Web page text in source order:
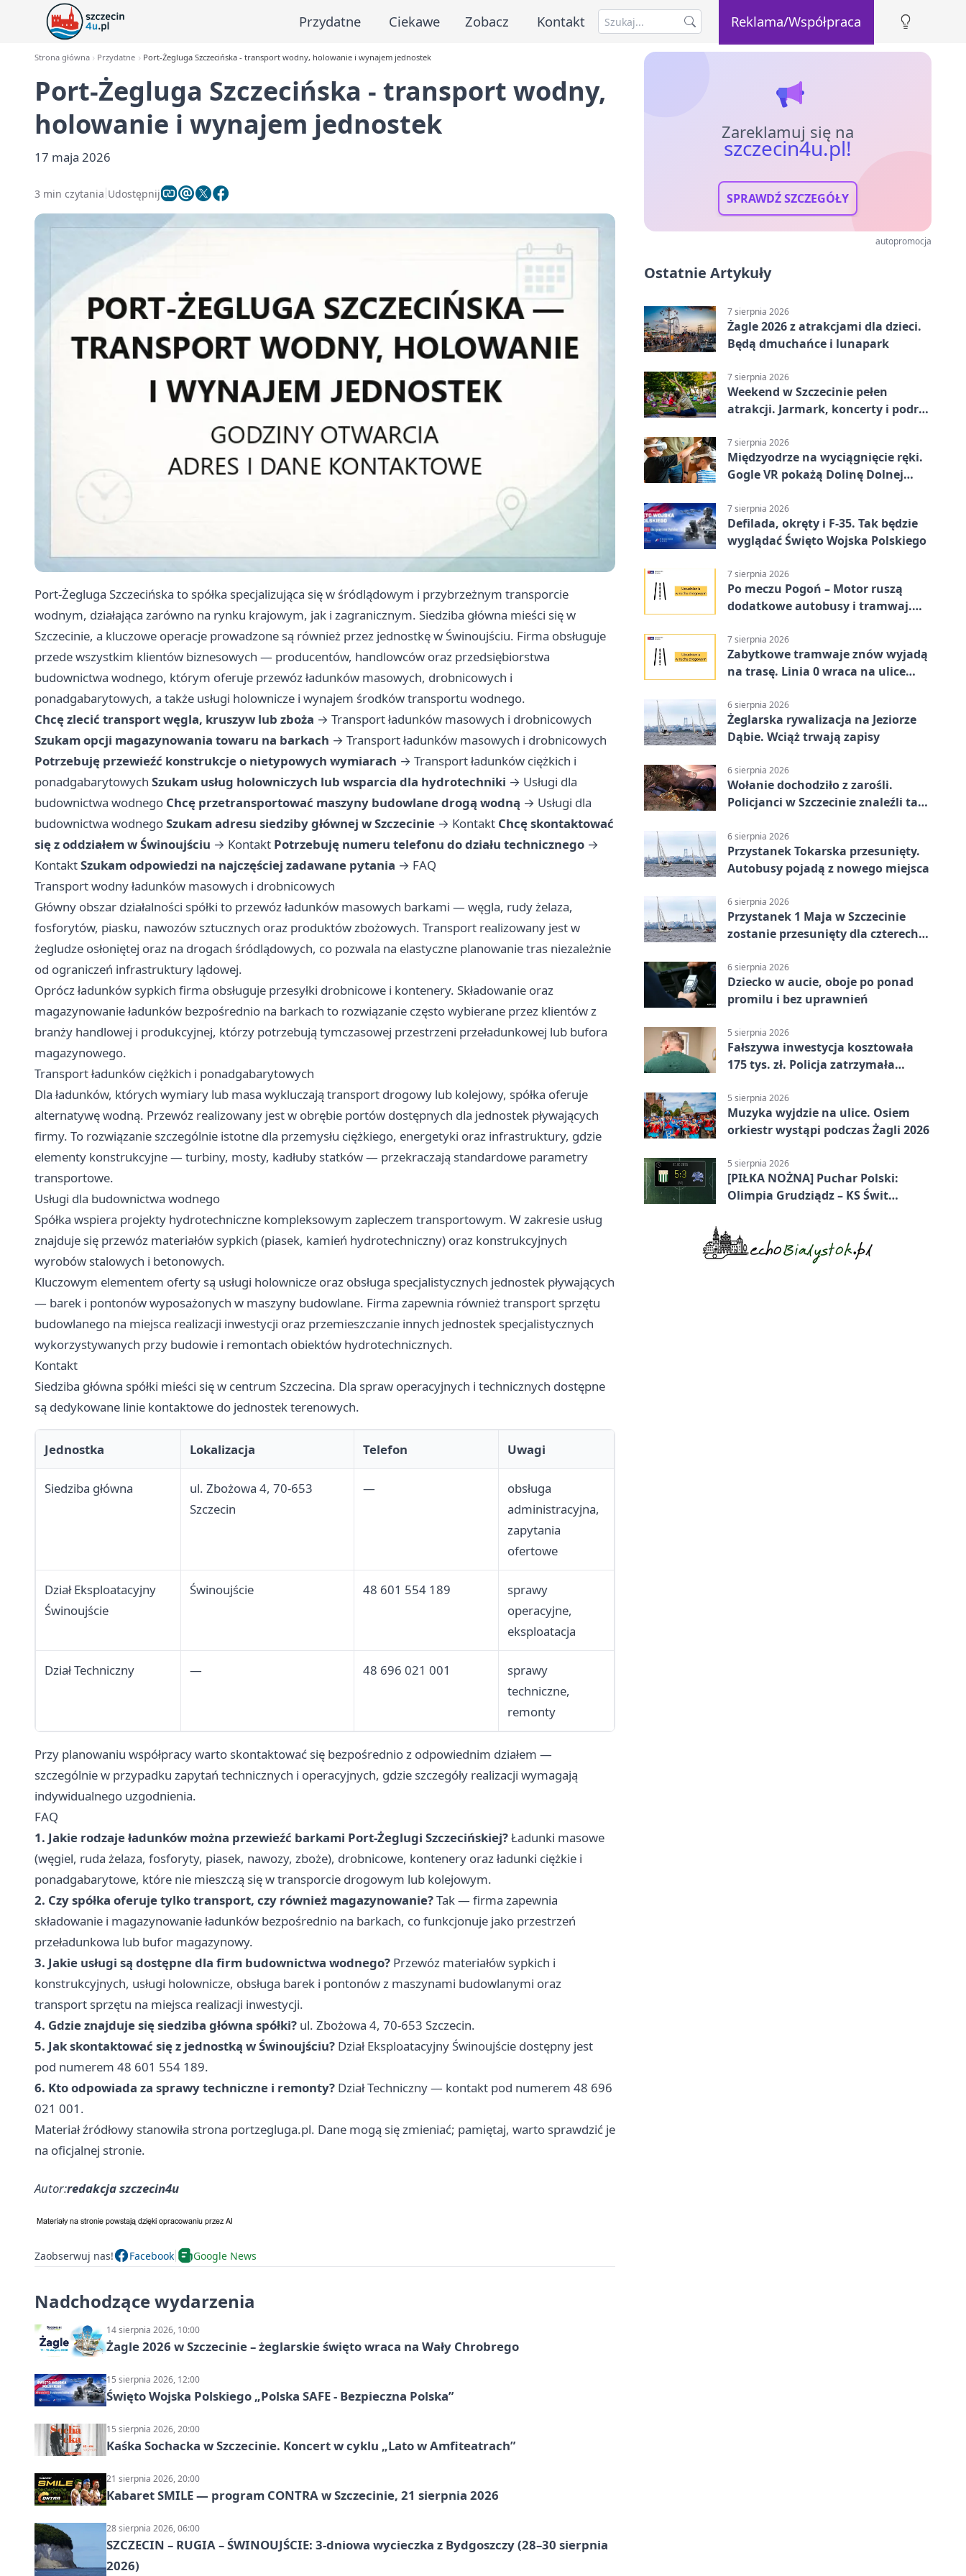
Przydatne Ciekawe Zobacz Kontakt Reklama/Współpraca
Strona główna Przydatne Port-Żegluga Szczecińska - transport wodny, holowanie i wynajem jednostek
Port-Żegluga Szczecińska - transport wodny,
holowanie i wynajem jednostek
17 maja 2026
3 min czytania Udostępnij
Port-Żegluga Szczecińska to spółka specjalizująca się w śródlądowym i przybrzeżnym transporcie
wodnym, działająca zarówno na rynku krajowym, jak i zagranicznym. Siedziba główna mieści się w
Szczecinie, a kluczowe operacje prowadzone są również przez jednostkę w Świnoujściu. Firma obsługuje
przede wszystkim klientów biznesowych — producentów, handlowców oraz przedsiębiorstwa
budownictwa wodnego, którym oferuje przewóz ładunków masowych, drobnicowych i
ponadgabarytowych, a także usługi holownicze i wynajem środków transportu wodnego.
Chcę zlecić transport węgla, kruszyw lub zboża → Transport ładunków masowych i drobnicowych
Szukam opcji magazynowania towaru na barkach → Transport ładunków masowych i drobnicowych
Potrzebuję przewieźć konstrukcje o nietypowych wymiarach → Transport ładunków ciężkich i
ponadgabarytowych Szukam usług holowniczych lub wsparcia dla hydrotechniki → Usługi dla
budownictwa wodnego Chcę przetransportować maszyny budowlane drogą wodną → Usługi dla
budownictwa wodnegoSzukam adresu siedziby głównej w Szczecinie → Kontakt Chcę skontaktować
się z oddziałem w Świnoujściu → Kontakt Potrzebuję numeru telefonu do działu technicznego →
KontaktSzukam odpowiedzi na najczęściej zadawane pytania → FAQ
Transport wodny ładunków masowych i drobnicowych
Główny obszar działalności spółki to przewóz ładunków masowych barkami — węgla, rudy żelaza,
fosforytów, piasku, nawozów sztucznych oraz produktów zbożowych. Transport realizowany jest w
żegludze osłoniętej oraz na drogach śródlądowych, co pozwala na elastyczne planowanie tras niezależnie
od ograniczeń infrastruktury lądowej.
Oprócz ładunków sypkich firma obsługuje przesyłki drobnicowe i kontenery. Składowanie oraz
magazynowanie ładunków bezpośrednio na barkach to rozwiązanie często wybierane przez klientów z
branży handlowej i produkcyjnej, którzy potrzebują tymczasowej przestrzeni przeładunkowej lub bufora
magazynowego.
Transport ładunków ciężkich i ponadgabarytowych
Dla ładunków, których wymiary lub masa wykluczają transport drogowy lub kolejowy, spółka oferuje
alternatywę wodną. Przewóz realizowany jest w obrębie portów dostępnych dla jednostek pływających
firmy. To rozwiązanie szczególnie istotne dla przemysłu ciężkiego, energetyki oraz infrastruktury, gdzie
elementy konstrukcyjne — turbiny, mosty, kadłuby statków — przekraczają standardowe parametry
transportowe.
Usługi dla budownictwa wodnego
Spółka wspiera projekty hydrotechniczne kompleksowym zapleczem transportowym. W zakresie usług
znajduje się przewóz materiałów sypkich (piasek, kamień hydrotechniczny) oraz konstrukcyjnych
wyrobów stalowych i betonowych.
Kluczowym elementem oferty są usługi holownicze oraz obsługa specjalistycznych jednostek pływających
— barek i pontonów wyposażonych w maszyny budowlane. Firma zapewnia również transport sprzętu
budowlanego na miejsca realizacji inwestycji oraz przemieszczanie innych jednostek specjalistycznych
wykorzystywanych przy budowie i remontach obiektów hydrotechnicznych.
Kontakt
Siedziba główna spółki mieści się w centrum Szczecina. Dla spraw operacyjnych i technicznych dostępne
są dedykowane linie kontaktowe do jednostek terenowych.
Jednostka Lokalizacja Telefon Uwagi
Siedziba główna
ul. Zbożowa 4, 70-653
Szczecin
—
obsługa
administracyjna,
zapytania
ofertowe
Dział Eksploatacyjny
Świnoujście
Świnoujście 48 601 554 189
sprawy
operacyjne,
eksploatacja
Dział Techniczny — 48 696 021 001
sprawy
techniczne,
remonty
Przy planowaniu współpracy warto skontaktować się bezpośrednio z odpowiednim działem —
szczególnie w przypadku zapytań technicznych i operacyjnych, gdzie szczegóły realizacji wymagają
indywidualnego uzgodnienia.
FAQ
1. Jakie rodzaje ładunków można przewieźć barkami Port-Żeglugi Szczecińskiej?Ładunki masowe
(węgiel, ruda żelaza, fosforyty, piasek, nawozy, zboże), drobnicowe, kontenery oraz ładunki ciężkie i
ponadgabarytowe, które nie mieszczą się w transporcie drogowym lub kolejowym.
2. Czy spółka oferuje tylko transport, czy również magazynowanie?Tak — firma zapewnia
składowanie i magazynowanie ładunków bezpośrednio na barkach, co funkcjonuje jako przestrzeń
przeładunkowa lub bufor magazynowy.
3. Jakie usługi są dostępne dla firm budownictwa wodnego? Przewóz materiałów sypkich i
konstrukcyjnych, usługi holownicze, obsługa barek i pontonów z maszynami budowlanymi oraz
transport sprzętu na miejsca realizacji inwestycji.
4. Gdzie znajduje się siedziba główna spółki? ul. Zbożowa 4, 70-653 Szczecin.
5. Jak skontaktować się z jednostką w Świnoujściu? Dział Eksploatacyjny Świnoujście dostępny jest
pod numerem 48 601 554 189.
6. Kto odpowiada za sprawy techniczne i remonty? Dział Techniczny — kontakt pod numerem 48 696
021 001.
Materiał źródłowy stanowiła strona portzegluga.pl. Dane mogą się zmieniać; pamiętaj, warto sprawdzić je
na oficjalnej stronie.
Autor:redakcja szczecin4u
Zaobserwuj nas! Facebook Google News
Nadchodzące wydarzenia
14 sierpnia 2026, 10:00
Żagle 2026 w Szczecinie – żeglarskie święto wraca na Wały Chrobrego
15 sierpnia 2026, 12:00
Święto Wojska Polskiego „Polska SAFE - Bezpieczna Polska”
15 sierpnia 2026, 20:00
Kaśka Sochacka w Szczecinie. Koncert w cyklu „Lato w Amfiteatrach”
21 sierpnia 2026, 20:00
Kabaret SMILE — program CONTRA w Szczecinie, 21 sierpnia 2026
28 sierpnia 2026, 06:00
SZCZECIN – RUGIA – ŚWINOUJŚCIE: 3-dniowa wycieczka z Bydgoszczy (28–30 sierpnia
2026)
Zareklamuj się na
szczecin4u.pl!
SPRAWDŹ SZCZEGÓŁY
autopromocja
Ostatnie Artykuły
7 sierpnia 2026
Żagle 2026 z atrakcjami dla dzieci.
Będą dmuchańce i lunapark
7 sierpnia 2026
Weekend w Szczecinie pełen
atrakcji. Jarmark, koncerty i podróż
7 sierpnia 2026
Międzyodrze na wyciągnięcie ręki.
Gogle VR pokażą Dolinę Dolnej
7 sierpnia 2026
Defilada, okręty i F-35. Tak będzie
wyglądać Święto Wojska Polskiego
7 sierpnia 2026
Po meczu Pogoń – Motor ruszą
dodatkowe autobusy i tramwaj.
7 sierpnia 2026
Zabytkowe tramwaje znów wyjadą
na trasę. Linia 0 wraca na ulice
6 sierpnia 2026
Żeglarska rywalizacja na Jeziorze
Dąbie. Wciąż trwają zapisy
6 sierpnia 2026
Wołanie dochodziło z zarośli.
Policjanci w Szczecinie znaleźli tam
6 sierpnia 2026
Przystanek Tokarska przesunięty.
Autobusy pojadą z nowego miejsca
6 sierpnia 2026
Przystanek 1 Maja w Szczecinie
zostanie przesunięty dla czterech
6 sierpnia 2026
Dziecko w aucie, oboje po ponad
promilu i bez uprawnień
5 sierpnia 2026
Fałszywa inwestycja kosztowała
175 tys. zł. Policja zatrzymała
5 sierpnia 2026
Muzyka wyjdzie na ulice. Osiem
orkiestr wystąpi podczas Żagli 2026
5 sierpnia 2026
[PIŁKA NOŻNA] Puchar Polski:
Olimpia Grudziądz – KS Świt
stracił dwubramkowe prowadzenie